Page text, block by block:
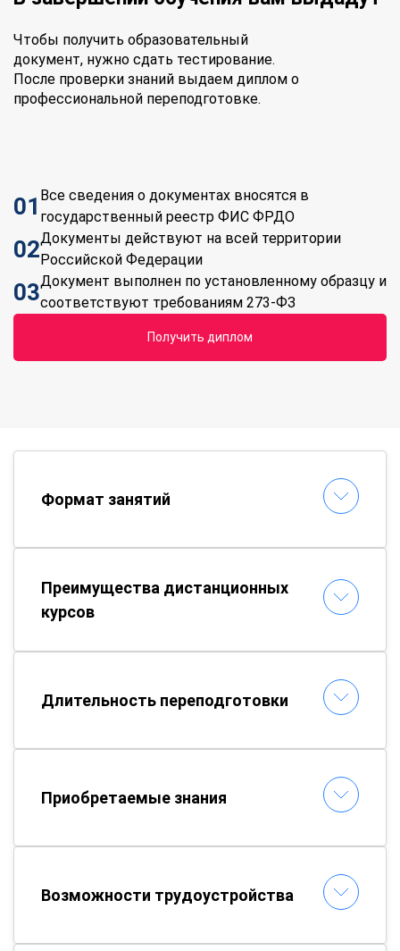
Чтобы получить образовательный
документ, нужно сдать тестирование.
После проверки знаний выдаем диплом о
профессиональной переподготовке.
01 Все сведения о документах вносятся в
государственный реестр ФИС ФРДО
02Документы действуют на всей территории
Российской Федерации
03Документ выполнен по установленному образцу и
соответствуют требованиям 273-ФЗ
Получить диплом
Формат занятий
Преимущества дистанционных
курсов
Длительность переподготовки
Приобретаемые знания
Возможности трудоустройства